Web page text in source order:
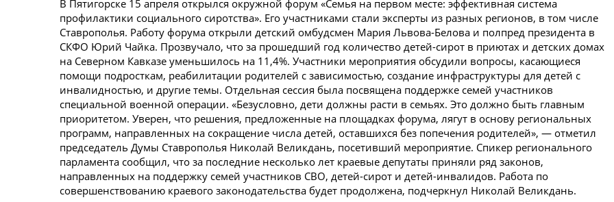
В Пятигорске 15 апреля открылся окружной форум «Семья на первом месте: эффективная система
профилактики социального сиротства». Его участниками стали эксперты из разных регионов, в том числе
Ставрополья. Работу форума открыли детский омбудсмен Мария Львова-Белова и полпред президента в
СКФО Юрий Чайка. Прозвучало, что за прошедший год количество детей-сирот в приютах и детских домах
на Северном Кавказе уменьшилось на 11,4%. Участники мероприятия обсудили вопросы, касающиеся
помощи подросткам, реабилитации родителей с зависимостью, создание инфраструктуры для детей с
инвалидностью, и другие темы. Отдельная сессия была посвящена поддержке семей участников
специальной военной операции. «Безусловно, дети должны расти в семьях. Это должно быть главным
приоритетом. Уверен, что решения, предложенные на площадках форума, лягут в основу региональных
программ, направленных на сокращение числа детей, оставшихся без попечения родителей», — отметил
председатель Думы Ставрополья Николай Великдань, посетивший мероприятие. Спикер регионального
парламента сообщил, что за последние несколько лет краевые депутаты приняли ряд законов,
направленных на поддержку семей участников СВО, детей-сирот и детей-инвалидов. Работа по
совершенствованию краевого законодательства будет продолжена, подчеркнул Николай Великдань.